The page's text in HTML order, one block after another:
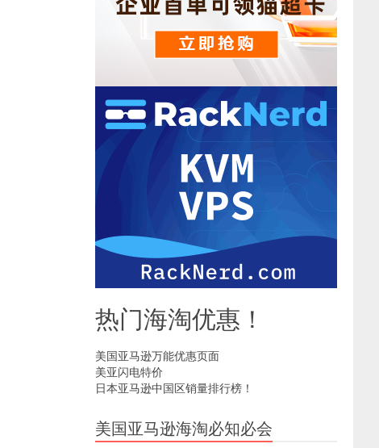
热门海淘优惠！
美国亚马逊万能优惠页面
美亚闪电特价
日本亚马逊中国区销量排行榜！
美国亚马逊海淘必知必会